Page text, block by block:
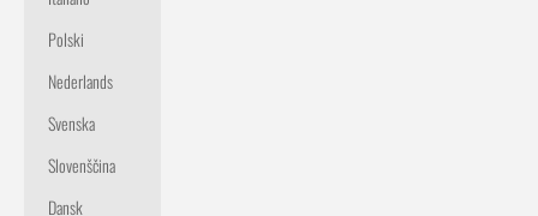
Polski
Nederlands
Svenska
Slovenščina
Dansk